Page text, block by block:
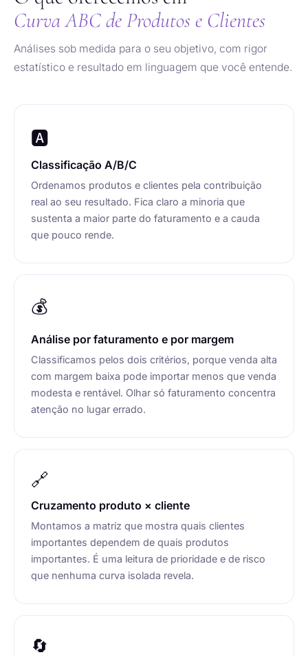
Curva ABC de Produtos e Clientes
Análises sob medida para o seu objetivo, com rigor
estatístico e resultado em linguagem que você entende.
🅰️
Classificação A/B/C
Ordenamos produtos e clientes pela contribuição
real ao seu resultado. Fica claro a minoria que
sustenta a maior parte do faturamento e a cauda
que pouco rende.
💰
Análise por faturamento e por margem
Classificamos pelos dois critérios, porque venda alta
com margem baixa pode importar menos que venda
modesta e rentável. Olhar só faturamento concentra
atenção no lugar errado.
🔗
Cruzamento produto × cliente
Montamos a matriz que mostra quais clientes
importantes dependem de quais produtos
importantes. É uma leitura de prioridade e de risco
que nenhuma curva isolada revela.
🔄